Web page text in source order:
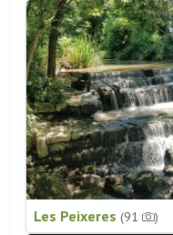
Les Peixeres (91 )